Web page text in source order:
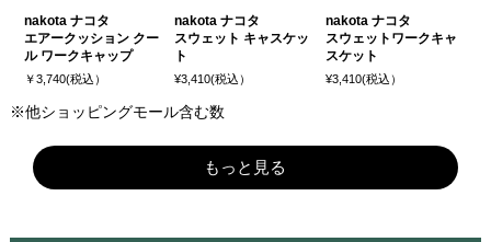
nakota ナコタ
エアークッション クー
ル ワークキャップ
￥3,740(税込）
nakota ナコタ
スウェット キャスケッ
ト
¥3,410(税込）
nakota ナコタ
スウェットワークキャ
スケット
¥3,410(税込）
※他ショッピングモール含む数
もっと見る